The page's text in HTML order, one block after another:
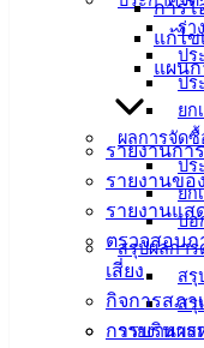
ร่า
ปร
ปร
ยก
ผลการจัดซื้
ปร
ยก
บอ
สรุปผลการ
สรุ
สรุ
รายงานผล
การโ
แก้ไ
แผนก
รายงานกา
รายงานข
รายงานแส
ตรวจสอบภ
เสี่ยง
กิจการสภา
การบริหา
ศุนย์
อิเล็กทรอนิกส์
องค์
ความรู้
(Knowledge
Management)
เทศบาล